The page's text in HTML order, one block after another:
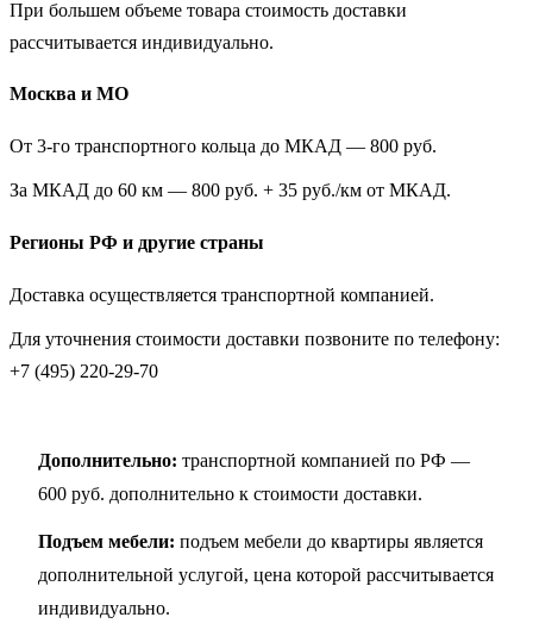
При большем объеме товара стоимость доставки
рассчитывается индивидуально.
Москва и МО
От 3-го транспортного кольца до МКАД — 800 руб.
За МКАД до 60 км — 800 руб. + 35 руб./км от МКАД.
Регионы РФ и другие страны
Доставка осуществляется транспортной компанией.
Для уточнения стоимости доставки позвоните по телефону:
+7 (495) 220-29-70
Дополнительно: транспортной компанией по РФ —
600 руб. дополнительно к стоимости доставки.
Подъем мебели: подъем мебели до квартиры является
дополнительной услугой, цена которой рассчитывается
индивидуально.